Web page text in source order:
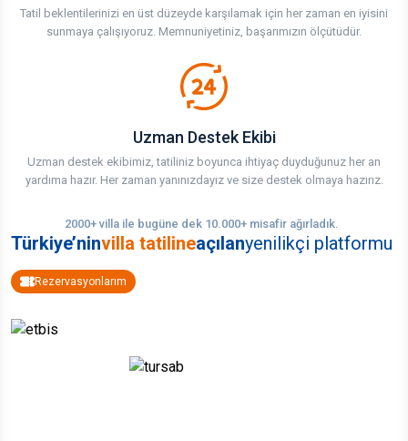
Tatil beklentilerinizi en üst düzeyde karşılamak için her zaman en iyisini
sunmaya çalışıyoruz. Memnuniyetiniz, başarımızın ölçütüdür.
Uzman Destek Ekibi
Uzman destek ekibimiz, tatiliniz boyunca ihtiyaç duyduğunuz her an
yardıma hazır. Her zaman yanınızdayız ve size destek olmaya hazırız.
2000+ villa ile bugüne dek 10.000+ misafir ağırladık.
Türkiye’ninvilla tatilineaçılanyenilikçi platformu
Rezervasyonlarım